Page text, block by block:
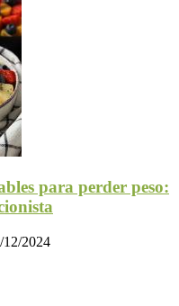
para perder peso:
12/2024